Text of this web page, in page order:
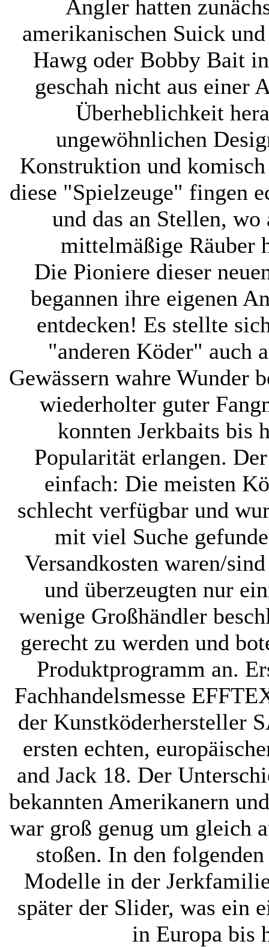
Angler hatten
amerikanischen Suick
Hawg oder Bobby Bait
geschah nicht aus einer
Überheblichkeit
ungewöhnlichen
Konstruktion und
diese "Spielzeuge" fingen
und das an Stellen,
mittelmäßige Räuber
Die Pioniere dieser
begannen ihre eigenen
entdecken! Es stellte
"anderen Köder" auch
Gewässern wahre Wunder
wiederholter guter
konnten Jerkbaits bis
Popularität erlangen.
einfach: Die meisten
schlecht verfügbar und
mit viel Suche
Versandkosten waren/
und überzeugten nur
wenige Großhändler
gerecht zu werden und
Produktprogramm an.
Fachhandelsmesse
der Kunstköderhersteller
ersten echten,
and Jack 18. Der
bekannten Amerikanern
war groß genug um gleich
stoßen. In den folgenden
Modelle in der
später der Slider, was ein
in Europa bis